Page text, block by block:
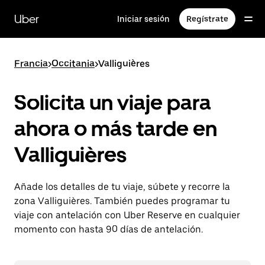
contenido
principal
Uber Iniciar sesión Regístrate
Francia>Occitania>Valliguières
Solicita un viaje para
ahora o más tarde en
Valliguières
Añade los detalles de tu viaje, súbete y recorre la
zona Valliguières. También puedes programar tu
viaje con antelación con Uber Reserve en cualquier
momento con hasta 90 días de antelación.